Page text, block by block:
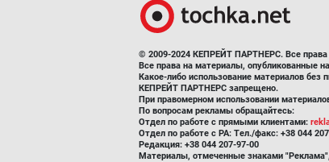
© 2009-2024 КЕПРЕЙТ ПАРТНЕРС. Все
Все права на материалы, опубликованные
Какое-либо использование материалов без
КЕПРЕЙТ ПАРТНЕРС запрещено.
При правомерном использовании
По вопросам рекламы обращайтесь:
Отдел по работе с прямыми клиентами:
Отдел по работе с РА: Тел./факс: +38 044
Редакция: +38 044 207-97-00
Материалы, отмеченные знаками